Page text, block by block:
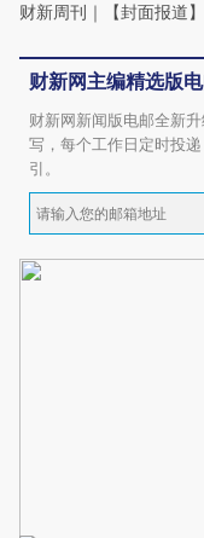
行员跨国走私7万
头丸 尿检体内含3种
视线｜
度Z世
育部
全球最热百城独占
财新周刊 ｜ 【封面报道
财新网主编精选版
财新网新闻版电邮全新
写，每个工作日定时投
引。